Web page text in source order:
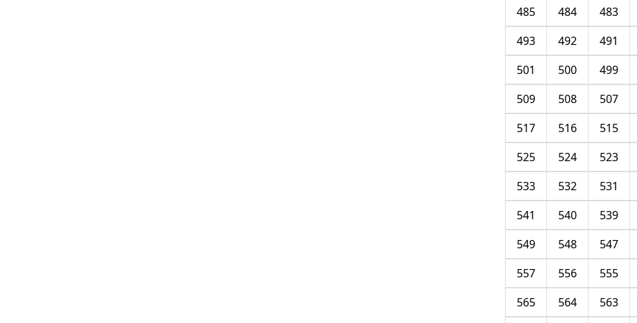
483
484
485
491
492
493
499
500
501
507
508
509
515
516
517
523
524
525
531
532
533
539
540
541
547
548
549
555
556
557
563
564
565